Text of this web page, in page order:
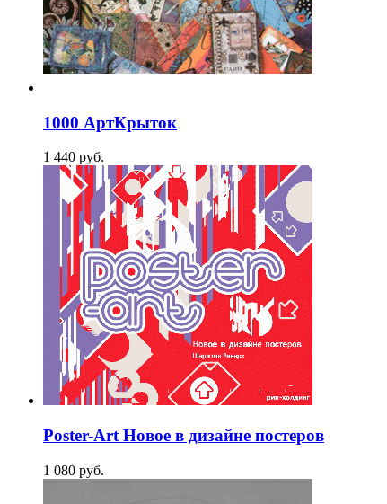
1000 АртКрыток
1 440 pуб.
Poster-Art Новое в дизайне постеров
1 080 pуб.